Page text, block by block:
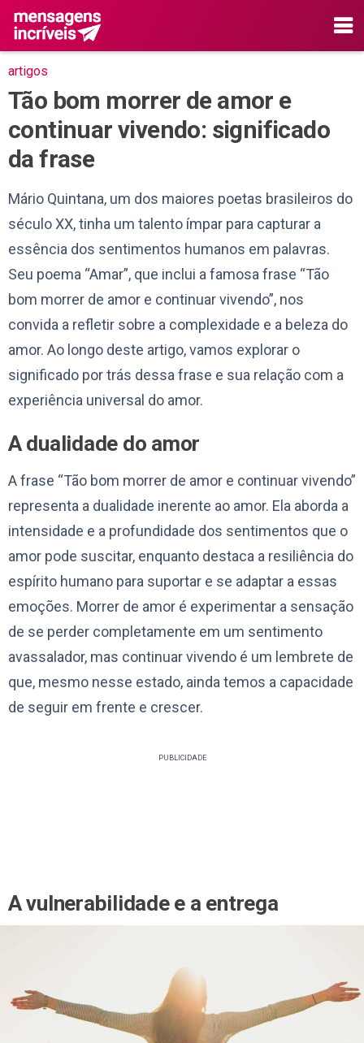
artigos
Tão bom morrer de amor e
continuar vivendo: significado
da frase
Mário Quintana, um dos maiores poetas brasileiros do
século XX, tinha um talento ímpar para capturar a
essência dos sentimentos humanos em palavras.
Seu poema “Amar”, que inclui a famosa frase “Tão
bom morrer de amor e continuar vivendo”, nos
convida a refletir sobre a complexidade e a beleza do
amor. Ao longo deste artigo, vamos explorar o
significado por trás dessa frase e sua relação com a
experiência universal do amor.
A dualidade do amor
A frase “Tão bom morrer de amor e continuar vivendo”
representa a dualidade inerente ao amor. Ela aborda a
intensidade e a profundidade dos sentimentos que o
amor pode suscitar, enquanto destaca a resiliência do
espírito humano para suportar e se adaptar a essas
emoções. Morrer de amor é experimentar a sensação
de se perder completamente em um sentimento
avassalador, mas continuar vivendo é um lembrete de
que, mesmo nesse estado, ainda temos a capacidade
de seguir em frente e crescer.
PUBLICIDADE
A vulnerabilidade e a entrega